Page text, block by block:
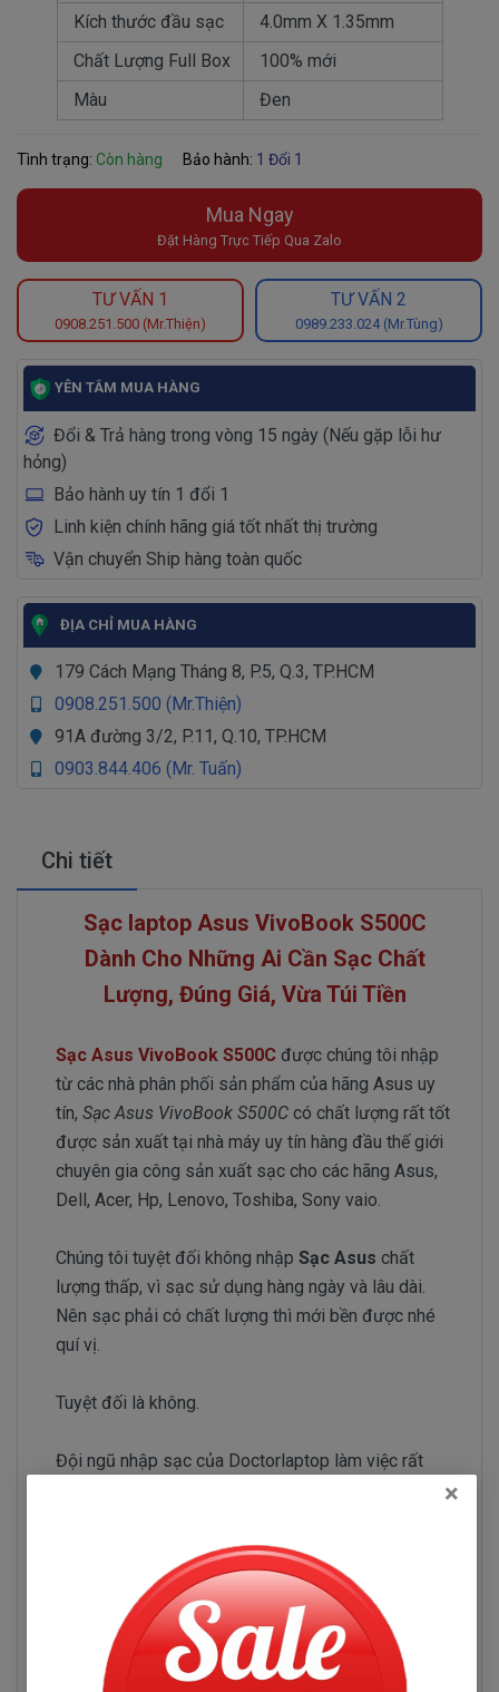
Kích thước đầu sạc
4.0mm X 1.35mm
Chất Lượng Full Box
100% mới
Màu
Đen
Tình trạng: Còn hàng Bảo hành: 1 Đổi 1
Mua Ngay
Đặt Hàng Trực Tiếp Qua Zalo
TƯ VẤN 1
0908.251.500 (Mr.Thiện)
TƯ VẤN 2
0989.233.024 (Mr.Tùng)
YÊN TÂM MUA HÀNG
Đổi & Trả hàng trong vòng 15 ngày (Nếu gặp lỗi hư
hỏng)
Bảo hành uy tín 1 đổi 1
Linh kiện chính hãng giá tốt nhất thị trường
Vận chuyển Ship hàng toàn quốc
ĐỊA CHỈ MUA HÀNG
179 Cách Mạng Tháng 8, P.5, Q.3, TP.HCM
0908.251.500 (Mr.Thiện)
91A đường 3/2, P.11, Q.10, TP.HCM
0903.844.406 (Mr. Tuấn)
Chi tiết
Sạc laptop Asus VivoBook S500C
Dành Cho Những Ai Cần Sạc Chất
Lượng, Đúng Giá, Vừa Túi Tiền
Sạc Asus VivoBook S500C được chúng tôi nhập
từ các nhà phân phối sản phẩm của hãng Asus uy
tín, Sạc Asus VivoBook S500C có chất lượng rất tốt
được sản xuất tại nhà máy uy tín hàng đầu thế giới
chuyên gia công sản xuất sạc cho các hãng Asus,
Dell, Acer, Hp, Lenovo, Toshiba, Sony vaio.
Chúng tôi tuyệt đối không nhập Sạc Asus chất
lượng thấp, vì sạc sử dụng hàng ngày và lâu dài.
Nên sạc phải có chất lượng thì mới bền được nhé
quí vị.
Tuyệt đối là không.
Đội ngũ nhập sạc của Doctorlaptop làm việc rất
chuyên sản xuất sạc chất lượng tốt.
Sạc Asus VivoBook S500C
Những hư hỏng thường gặp
×